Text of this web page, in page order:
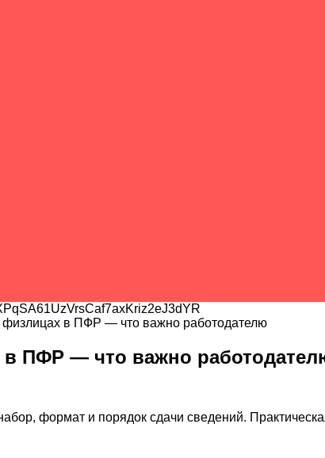
в ПФР — что важно работодателю
ПФР — что важно
формат и порядок сдачи сведений.